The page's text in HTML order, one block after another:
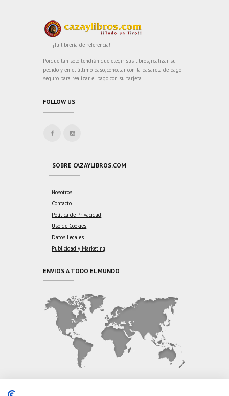
¡Tu librería de referencia!
Porque tan solo tendrán que elegir sus libros, realizar su
pedido y en el último paso, conectar con la pasarela de pago
seguro para realizar el pago con su tarjeta.
FOLLOW US
SOBRE CAZAYLIBROS.COM
Nosotros
Contacto
Política de Privacidad
Uso de Cookies
Datos Legales
Publicidad y Marketing
ENVÍOS A TODO EL MUNDO